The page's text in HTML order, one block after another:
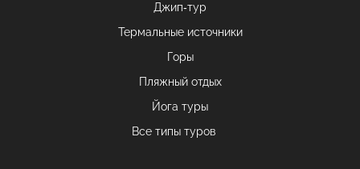
Джип-тур
Термальные источники
Горы
Пляжный отдых
Йога туры
Все типы туров